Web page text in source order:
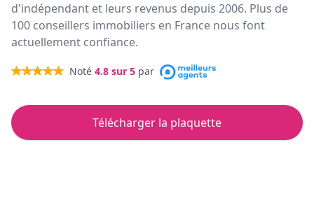
d'indépendant et leurs revenus depuis 2006. Plus de
100 conseillers immobiliers en France nous font
actuellement confiance.
Noté 4.8 sur 5 par
Télécharger la plaquette